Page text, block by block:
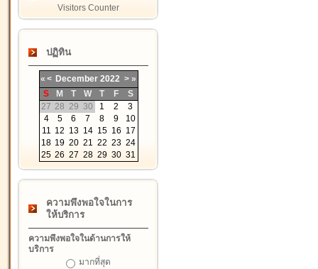
Visitors Counter
ปฏิทิน
« < December 2022 > »
S
M T W T F
S
27 28 29 30 1 2
3
4
5 6 7 8 9
10
11 12 13 14 15 16 17
18 19 20 21 22 23 24
25 26 27 28 29 30 31
ความพึงพอใจในการ
ให้บริการ
ความพึงพอใจในด้านการให้
บริการ
มากที่สุด